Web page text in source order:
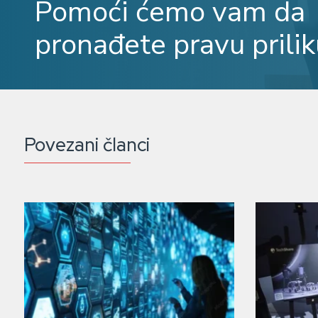
Pomoći ćemo vam da
pronađete pravu
Povezani članci